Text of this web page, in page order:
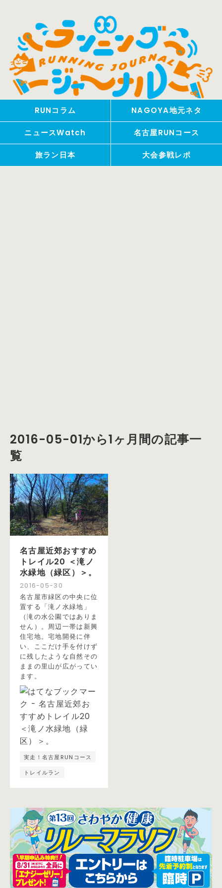
RUNコラム NAGOYA地元ネタ
ニュースWatch 名古屋RUNコース
旅ラン日本 大会参戦レポ
2016-05-01から1ヶ月間の記事一
覧
2016-05-30
名古屋近郊おすすめ
トレイル20 ＜滝ノ
水緑地（緑区）＞。
実走！名古屋RUNコース
トレイルラン
名古屋市緑区の中央に位
置する「滝ノ水緑地」
（滝の水公園ではありま
せん）。周辺一帯は新興
住宅地。宅地開発に伴
い、ここだけ手を付けず
に残したような自然その
ままの里山が広がってい
ます。